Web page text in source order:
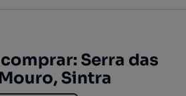
Serra das
Sintra